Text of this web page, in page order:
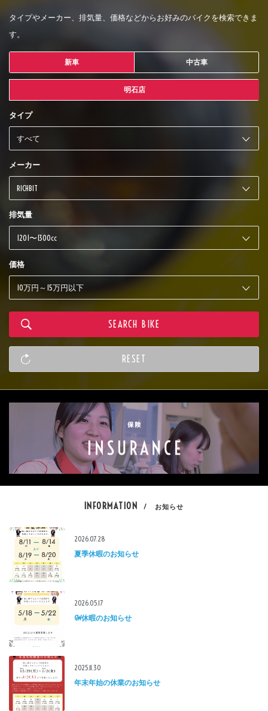
タイプやメーカー、排気量、価格などからお好みのバイクを検索できま
す。
新車 中古車
明石店
タイプ
メーカー
排気量
価格
INFORMATION / お知らせ
2026.07.28
夏季休暇のお知らせ
2026.05.17
GW休暇のお知らせ
2025.11.30
年末年始の休業のお知らせ